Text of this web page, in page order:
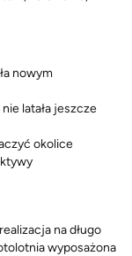
nowym
latała jeszcze
okolice
na długo
wyposażona